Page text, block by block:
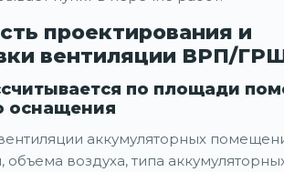
проектирования и
вентиляции ВРП/
по площади
оснащения
аккумуляторных
объема воздуха, типа